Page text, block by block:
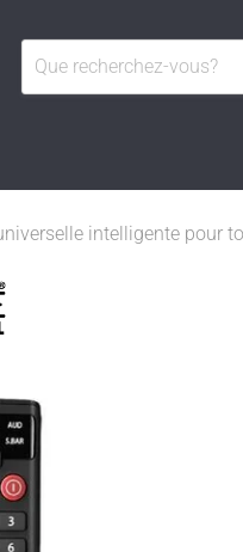
intelligente pour